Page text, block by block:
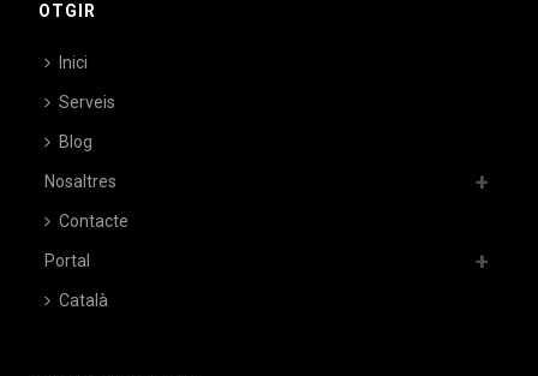
OTGIR
Inici
Serveis
Blog
Nosaltres
Contacte
Portal
Català